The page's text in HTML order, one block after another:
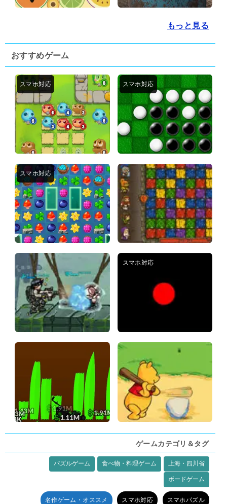
もっと見る
おすすめゲーム
ゲームカテゴリ＆タグ
パズルゲーム 食べ物・料理ゲーム 上海・四川省
ボードゲーム
タグ:名作ゲーム・オススメ スマホ対応 スマホパズル